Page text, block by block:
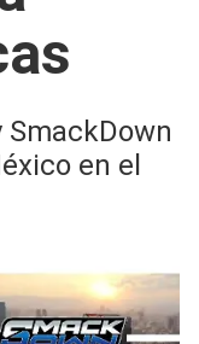
SmackDown
en el